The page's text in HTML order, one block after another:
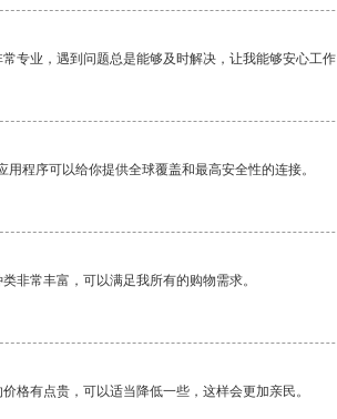
专业，遇到问题总是能够及时解决，让我能够安心工
用程序可以给你提供全球覆盖和最高安全性的连接。
非常丰富，可以满足我所有的购物需求。
格有点贵，可以适当降低一些，这样会更加亲民。